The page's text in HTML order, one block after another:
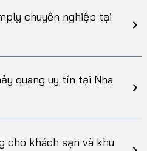
chuyên nghiệp tại
quang uy tín tại Nha
cho khách sạn và khu